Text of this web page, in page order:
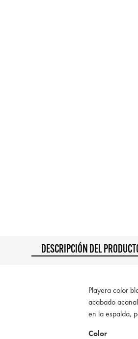
DESCRIPCIÓN DEL
Playera color
acabado
en la espalda,
Color